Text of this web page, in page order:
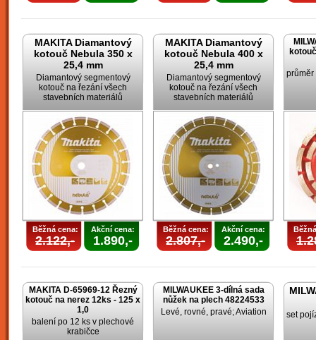
MAKITA Diamantový
kotouč Nebula 350 x
25,4 mm
Diamantový segmentový
kotouč na řezání všech
stavebních materiálů
Běžná cena:
2.122,-
Akční cena:
1.890,-
MAKITA Diamantový
kotouč Nebula 400 x
25,4 mm
Diamantový segmentový
kotouč na řezání všech
stavebních materiálů
Běžná cena:
2.807,-
Akční cena:
2.490,-
průměr
MAKITA D-65969-12 Řezný
kotouč na nerez 12ks - 125 x
1,0
balení po 12 ks v plechové
krabičce
MILWAUKEE 3-dílná sada
nůžek na plech 48224533
Levé, rovné, pravé; Aviation
set